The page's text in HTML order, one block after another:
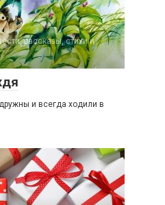
рассказы, стихи и
и всегда ходили в